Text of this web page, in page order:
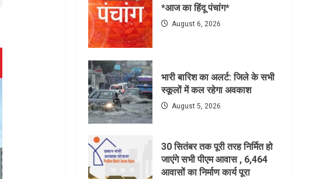
*आज का हिंदू पंचांग*
August 6, 2026
भारी बारिश का अलर्ट: जिले के सभी
स्कूलों में कल रहेगा अवकाश
August 5, 2026
30 सितंबर तक पूरी तरह निर्मित हो
जाएंगे सभी पीएम आवास , 6,464
आवासों का निर्माण कार्य पूरा